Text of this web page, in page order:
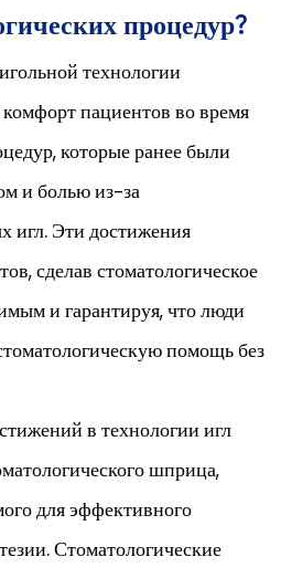
процедур?
технологии
пациентов во время
которые ранее были
и болью из-за
игл. Эти достижения
сделав стоматологическое
и гарантируя, что люди
помощь без
в технологии игл
шприца,
для эффективного
Стоматологические